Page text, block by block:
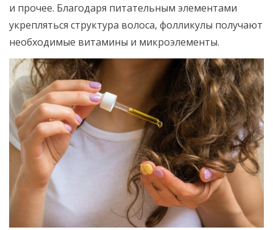
и прочее. Благодаря питательным элементами
укрепляться структура волоса, фолликулы получают
необходимые витамины и микроэлементы.